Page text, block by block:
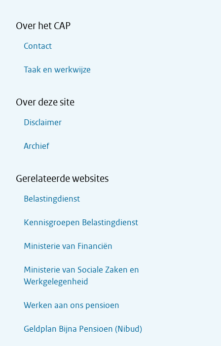
Over het CAP
Contact
Taak en werkwijze
Over deze site
Disclaimer
Archief
Gerelateerde websites
Belastingdienst
Kennisgroepen Belastingdienst
Ministerie van Financiën
Ministerie van Sociale Zaken en
Werkgelegenheid
Werken aan ons pensioen
Geldplan Bijna Pensioen (Nibud)